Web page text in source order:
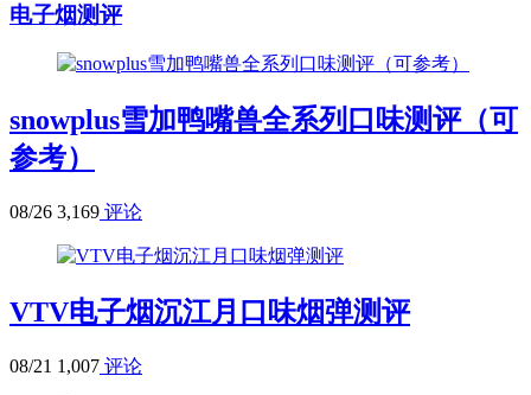
电子烟测评
snowplus雪加鸭嘴兽全系列口味测评（可
参考）
08/26 3,169 评论
VTV电子烟沉江月口味烟弹测评
08/21 1,007 评论